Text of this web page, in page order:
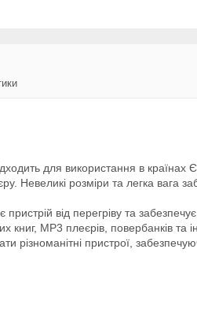
для використання в країнах
Невеликі розміри та легка вага
від перегріву та
MP3 плеєрів, повербанків та
пристрої,